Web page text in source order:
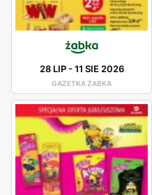
28 LIP-11 SIE 2026
GAZETKA ŻABKA